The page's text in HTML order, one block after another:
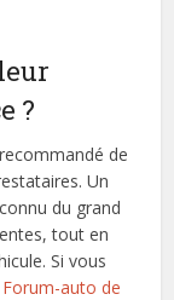
?
de
Un
du grand
tout en
Si vous
Forum-auto de